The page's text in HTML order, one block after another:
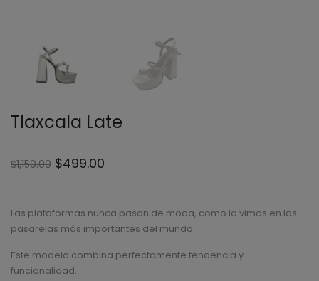
Tlaxcala Late
$1,150.00 $499.00
Las plataformas nunca pasan de moda, como lo vimos en las
pasarelas más importantes del mundo.
Este modelo combina perfectamente tendencia y
funcionalidad.